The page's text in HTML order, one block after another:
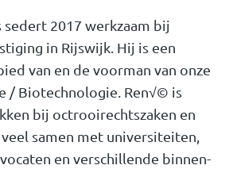
sedert 2017 werkzaam bij
in Rijswijk. Hij is een
van en de voorman van onze
/ Biotechnologie. Ren√© is
bij octrooirechtszaken en
samen met universiteiten,
en verschillende binnen-